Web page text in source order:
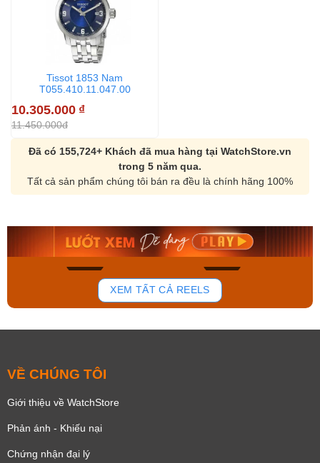
Tissot 1853 Nam
T055.410.11.047.00
10.305.000 ₫
11.450.000đ
Đã có 155,724+ Khách đã mua hàng tại WatchStore.vn
trong 5 năm qua.
Tất cả sản phẩm chúng tôi bán ra đều là chính hãng 100%
150
Orient Nam RA-
Mua ngay
Casio Nam MTS-
Mua ngay
XEM TẤT CẢ REELS
VỀ CHÚNG TÔI
Giới thiệu về WatchStore
Phản ánh - Khiếu nại
Chứng nhận đại lý